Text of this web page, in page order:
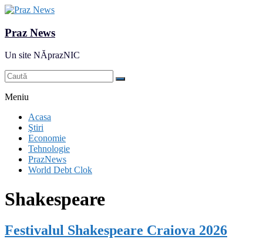
Praz News
Un site NĂprazNIC
Meniu
Acasa
Ştiri
Economie
Tehnologie
PrazNews
World Debt Clok
Shakespeare
Festivalul Shakespeare Craiova 2026